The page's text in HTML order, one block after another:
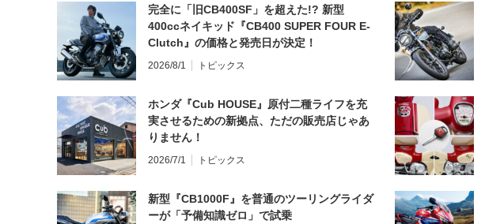
完全に「旧CB400SF」を超えた!? 新型
400ccネイキッド『CB400 SUPER FOUR E-
Clutch』の価格と発売日が決定！
2026/8/1 トピックス
ホンダ『Cub HOUSE』原付二種ライフを充
実させるための新拠点、ただの販売店じゃあ
りません！
2026/7/1 トピックス
新型『CB1000F』を普通のツーリングライダ
ーが「予備知識ゼロ」で試乗